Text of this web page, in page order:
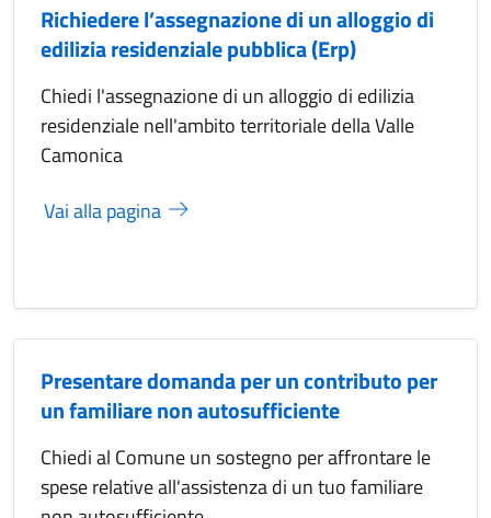
Richiedere l’assegnazione di un alloggio di
edilizia residenziale pubblica (Erp)
Chiedi l'assegnazione di un alloggio di edilizia
residenziale nell'ambito territoriale della Valle
Camonica
Vai alla pagina
Presentare domanda per un contributo per
un familiare non autosufficiente
Chiedi al Comune un sostegno per affrontare le
spese relative all'assistenza di un tuo familiare